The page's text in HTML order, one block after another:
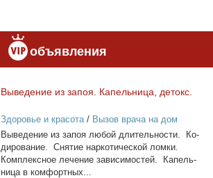
объявления
Вы­ве­де­ние из за­поя. Ка­пель­ни­ца, де­токс.
Здоровье и красота/ Вызов врача на дом
Вы­ве­де­ние из за­поя лю­бой дли­тель­но­сти. Ко­
ди­ро­ва­ние. Сня­тие нар­ко­ти­че­ской лом­ки.
Ком­плекс­ное ле­че­ние за­ви­си­мо­стей. Ка­пель­
ни­ца в ком­форт­ных...